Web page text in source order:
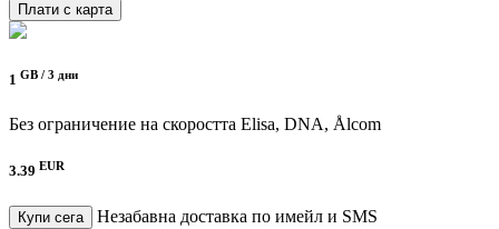
Плати с карта
1 GB / 3 дни
Без ограничение на скоростта Elisa, DNA, Ålcom
3.39 EUR
Купи сега
Незабавна доставка по имейл и SMS